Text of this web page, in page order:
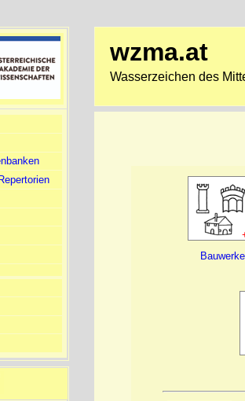
wzma.at
Wasserzeichen des
Bauwerke